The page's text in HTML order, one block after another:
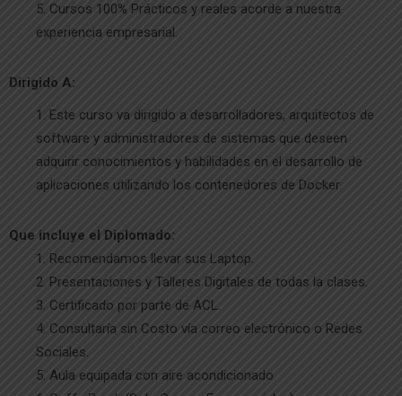
Cursos 100% Prácticos y reales acorde a nuestra
experiencia empresarial.
Dirigido A:
Este curso va dirigido a desarrolladores, arquitectos de
software y administradores de sistemas que deseen
adquirir conocimientos y habilidades en el desarrollo de
aplicaciones utilizando los contenedores de Docker.
Que incluye el Diplomado:
Recomendamos llevar sus Laptop.
Presentaciones y Talleres Digitales de todas la clases.
Certificado por parte de ACL.
Consultaría sin Costo vía correo electrónico o Redes
Sociales.
Aula equipada con aire acondicionado